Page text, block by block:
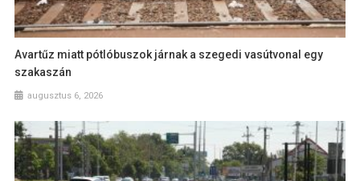
Avartűz miatt pótlóbuszok járnak a szegedi vasútvonal egy
szakaszán
augusztus 6, 2026